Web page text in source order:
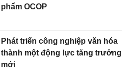
phẩm OCOP
Phát triển công nghiệp văn hóa
thành một động lực tăng trưởng
mới